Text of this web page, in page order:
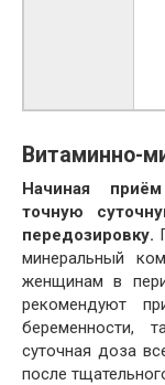
Витаминно-
Начиная
точную
передозировку.
минеральный
женщинам в
рекомендуют
беременности,
суточная доза
после